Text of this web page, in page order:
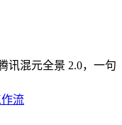
讯混元全景 2.0，一句
流